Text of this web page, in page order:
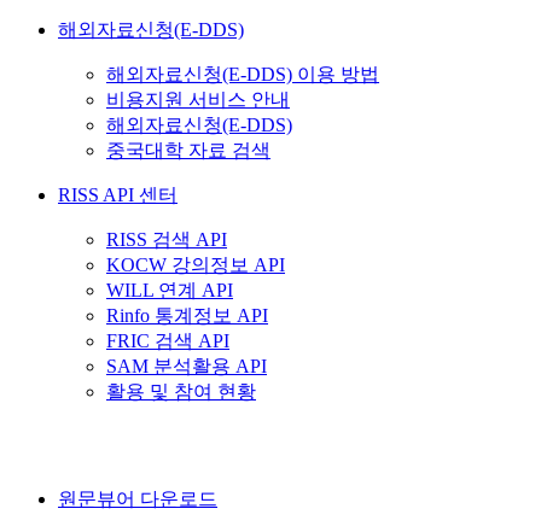
해외자료신청(E-DDS)
해외자료신청(E-DDS) 이용 방법
비용지원 서비스 안내
해외자료신청(E-DDS)
중국대학 자료 검색
RISS API 센터
RISS 검색 API
KOCW 강의정보 API
WILL 연계 API
Rinfo 통계정보 API
FRIC 검색 API
SAM 분석활용 API
활용 및 참여 현황
원문뷰어 다운로드